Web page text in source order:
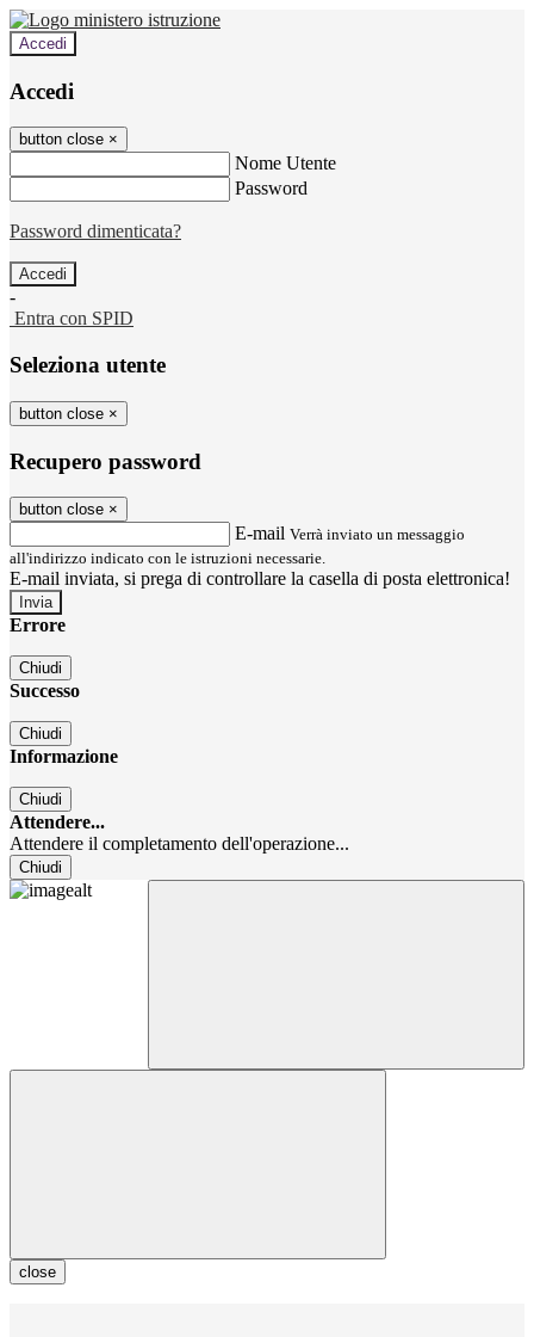
Accedi
Accedi
button close ×
Nome Utente
Password
Password dimenticata?
-
Entra con SPID
Seleziona utente
button close ×
Recupero password
button close ×
E-mail Verrà inviato un messaggio
all'indirizzo indicato con le istruzioni necessarie.
E-mail inviata, si prega di controllare la casella di posta elettronica!
Errore
Chiudi
Successo
Chiudi
Informazione
Chiudi
Attendere...
Attendere il completamento dell'operazione...
Chiudi
close